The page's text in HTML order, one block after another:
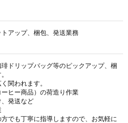
アップ、梱包、発送業務
ドリップバッグ等のピックアップ、梱
関われます。
ヒー商品）の荷造り作業
発送など
丁寧に指導しますので、お気軽に